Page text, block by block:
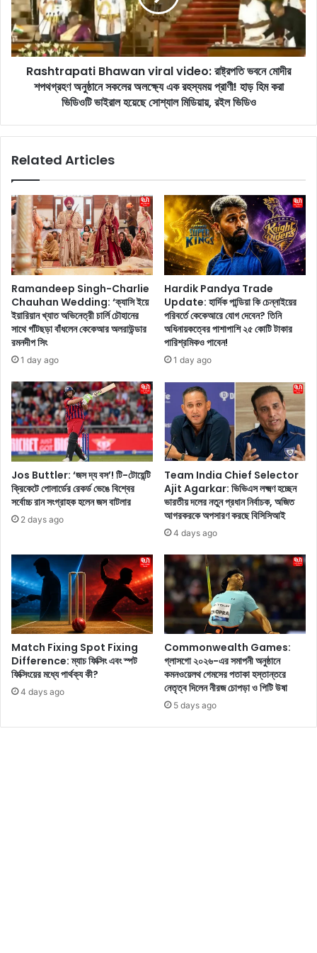
নে
ও
জ
ন
৫
টি
আ
ছে
যা
ক্ষ
তি
কা
র
ক
ও
র্য
ক
র
,
বি
স্তা
রি
ত
জা
নু
ন
r
a
p
a
a
i
r
a
l
v
i
d
e
o
:
রা
প
তি
ভ
ব
নে
মো
দী
র
শ
প
হ
ণ
অ
নু
ষ্ঠা
নে
স
ক
লে
র
ল
Rashtrapati Bhawan viral video: রাষ্ট্রপতি ভবনে মোদীর
শপথগ্রহণ অনুষ্ঠানে সকলের অলক্ষ্যে এক রহস্যময় প্রাণী! হাড় হিম করা
ভিডিওটি ভাইরাল হয়েছে সোশ্যাল মিডিয়ায়, রইল ভিডিও
Related Articles
Ramandeep Singh-Charlie
Chauhan Wedding: ‘ক্যাসি ইয়ে
ইয়ারিয়ান খ্যাত অভিনেত্রী চার্লি চৌহানের
সাথে গাঁটছড়া বাঁধলেন কেকেআর অলরাউন্ডার
রমনদীপ সিং
1 day ago
Hardik Pandya Trade
Update: হার্দিক পান্ডিয়া কি চেন্নাইয়ের
পরিবর্তে কেকেআরে যোগ দেবেন? তিনি
অধিনায়কত্বের পাশাপাশি ২৫ কোটি টাকার
পারিশ্রমিকও পাবেন!
1 day ago
Jos Buttler: ‘জস দ্য বস’! টি-টোয়েন্টি
ক্রিকেটে পোলার্ডের রেকর্ড ভেঙে বিশ্বের
সর্বোচ্চ রান সংগ্রাহক হলেন জস বাটলার
2 days ago
Team India Chief Selector
Ajit Agarkar: ভিভিএস লক্ষ্মণ হচ্ছেন
ভারতীয় দলের নতুন প্রধান নির্বাচক, অজিত
আগরকরকে অপসারণ করছে বিসিসিআই
4 days ago
Match Fixing Spot Fixing
Difference: ম্যাচ ফিক্সিং এবং স্পট
ফিক্সিংয়ের মধ্যে পার্থক্য কী?
4 days ago
Commonwealth Games:
গ্লাসগো ২০২৬-এর সমাপনী অনুষ্ঠানে
কমনওয়েলথ গেমসের পতাকা হস্তান্তরে
নেতৃত্ব দিলেন নীরজ চোপড়া ও পিটি উষা
5 days ago